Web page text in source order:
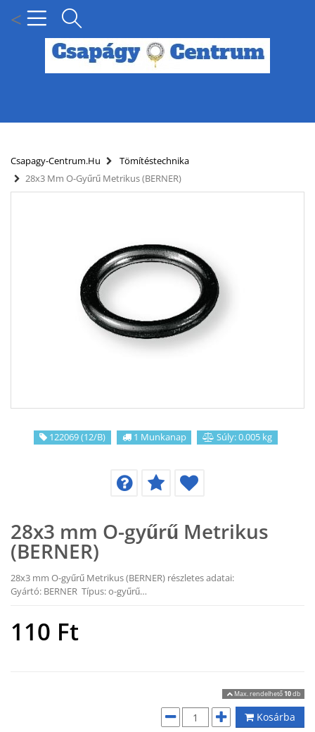
<
MENÜ
KÍNÁLATUNK
HÍREK
SZÁLLÍTÁSI INFORMÁCIÓK
PARTNERI KEDVEZMÉNYEK
Csapagy-Centrum.hu
Tömítéstechnika
28x3 Mm O-Gyűrű Metrikus (BERNER)
122069 (12/B) 1 Munkanap Súly: 0.005 kg
28x3 mm O-gyűrű Metrikus
(BERNER)
28x3 mm O-gyűrű Metrikus (BERNER) részletes adatai:
Gyártó: BERNER Típus: o-gyűrű…
110 Ft
Max. rendelhető10db
Kosárba